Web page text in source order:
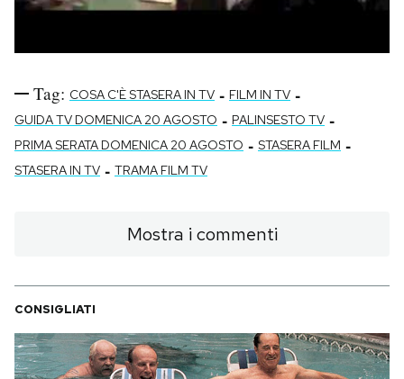
Tag: COSA C'È STASERA IN TV - FILM IN TV -
GUIDA TV DOMENICA 20 AGOSTO - PALINSESTO TV -
PRIMA SERATA DOMENICA 20 AGOSTO - STASERA FILM -
STASERA IN TV - TRAMA FILM TV
Mostra i commenti
CONSIGLIATI